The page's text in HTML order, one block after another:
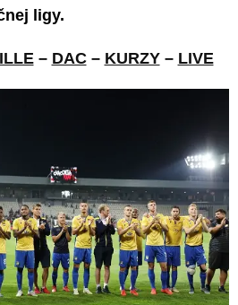
ligy.
– DAC– KURZY– LIVE